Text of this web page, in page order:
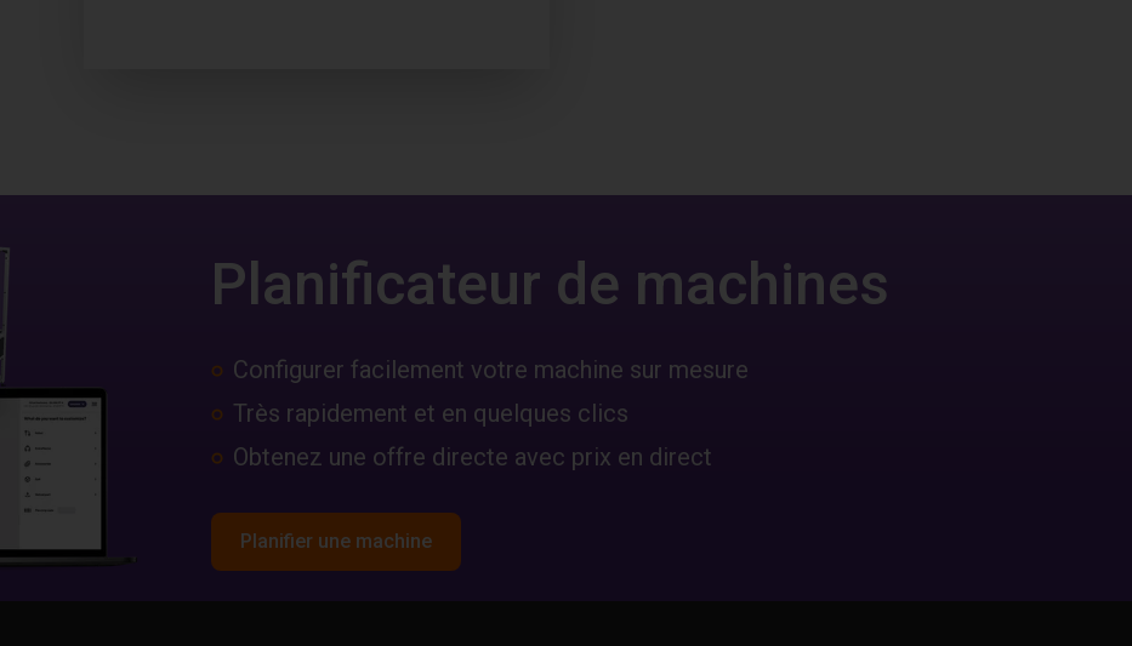
Planificateur de machines
Configurer facilement votre machine sur mesure
Très rapidement et en quelques clics
Obtenez une offre directe avec prix en direct
Planifier une machine